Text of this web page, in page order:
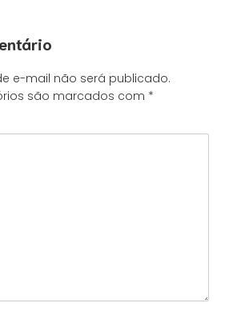
e-mail não será publicado.
são marcados com *